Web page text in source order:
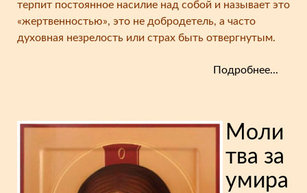
терпит постоянное насилие над собой и называет это
«жертвенностью», это не добродетель, а часто
духовная незрелость или страх быть отвергнутым.
Подробнее...
Моли
тва за
умира